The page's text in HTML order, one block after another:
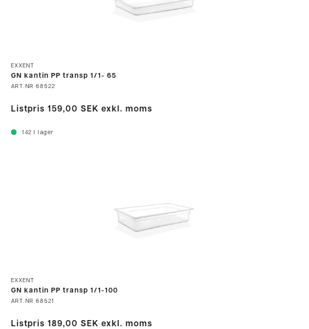
EXXENT
GN kantin PP transp 1/1- 65
ART.NR 68522
Listpris 159,00 SEK exkl. moms
142 I lager
EXXENT
GN kantin PP transp 1/1-100
ART.NR 68521
Listpris 189,00 SEK exkl. moms